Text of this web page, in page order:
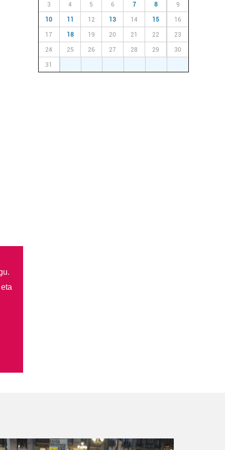
3 4 5 6 7 8 9
10 11 12 13 14 15 16
17 18 19 20 21 22 23
24 25 26 27 28 29 30
31